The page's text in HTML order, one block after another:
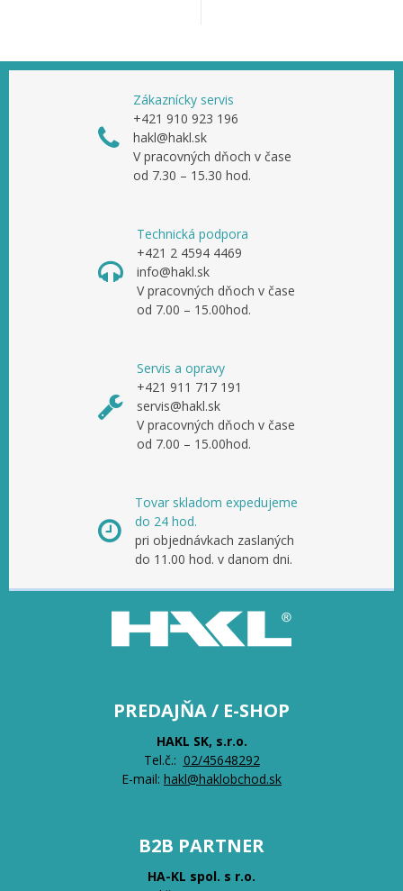
Zákaznícky servis
+421 910 923 196
hakl@hakl.sk
V pracovných dňoch v čase
od 7.30 – 15.30 hod.
Technická podpora
+421 2 4594 4469
info@hakl.sk
V pracovných dňoch v čase
od 7.00 – 15.00hod.
Servis a opravy
+421 911 717 191
servis@hakl.sk
V pracovných dňoch v čase
od 7.00 – 15.00hod.
Tovar skladom expedujeme
do 24 hod.
pri objednávkach zaslaných
do 11.00 hod. v danom dni.
PREDAJŇA / E-SHOP
HAKL SK, s.r.o.
Tel.č.: 02/45648292
E-mail: hakl@haklobchod.sk
B2B PARTNER
HA-KL spol. s r.o.